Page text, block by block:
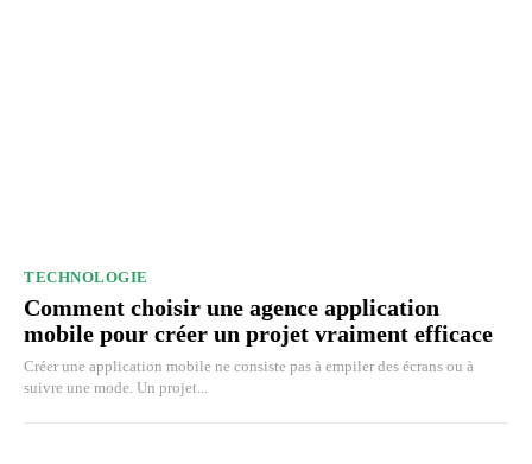
TECHNOLOGIE
Comment choisir une agence application
mobile pour créer un projet vraiment efficace
Créer une application mobile ne consiste pas à empiler des écrans ou à
suivre une mode. Un projet...